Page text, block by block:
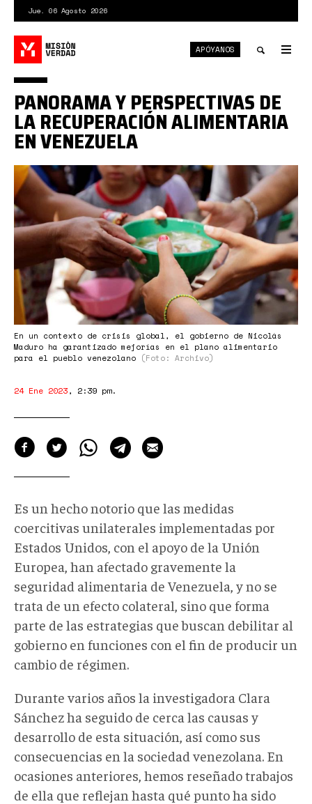
contenido
principal
Jue. 06 Agosto 2026
search
APÓYANOS
alimentacion-
venezuela.jpg
En un contexto de crisis global, el gobierno de Nicolás
Maduro ha garantizado mejorías en el plano alimentario
para el pueblo venezolano (Foto: Archivo)
PANORAMA Y PERSPECTIVAS DE
LA RECUPERACIÓN ALIMENTARIA
EN VENEZUELA
24 Ene 2023, 2:39 pm.
Es un hecho notorio que las medidas
coercitivas unilaterales implementadas por
Estados Unidos, con el apoyo de la Unión
Europea, han afectado gravemente la
seguridad alimentaria de Venezuela, y no se
trata de un efecto colateral, sino que forma
parte de las estrategias que buscan debilitar al
gobierno en funciones con el fin de producir un
cambio de régimen.
Durante varios años la investigadora Clara
Sánchez ha seguido de cerca las causas y
desarrollo de esta situación, así como sus
consecuencias en la sociedad venezolana. En
ocasiones anteriores, hemos reseñado trabajos
de ella que reflejan hasta qué punto ha sido